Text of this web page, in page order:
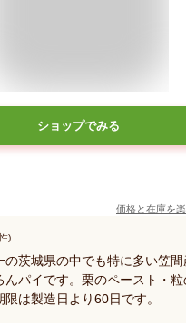
ショップでみる
価格と在庫を
)
の茨城県の中でも特に多い笠
んパイです。栗のペースト・粒
は製造日より60日です。